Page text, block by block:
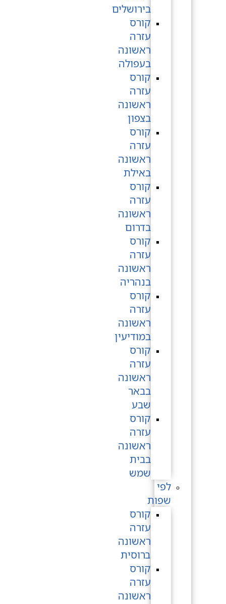
בירושלים
קורס
עזרה
ראשונה
בעפולה
קורס
עזרה
ראשונה
בצפון
קורס
עזרה
ראשונה
באילת
קורס
עזרה
ראשונה
בדרום
קורס
עזרה
ראשונה
בנהריה
קורס
עזרה
ראשונה
במודיעין
קורס
עזרה
ראשונה
בבאר
שבע
קורס
עזרה
ראשונה
בבית
שמש
לפי
שפות
קורס
עזרה
ראשונה
ברוסית
קורס
עזרה
ראשונה